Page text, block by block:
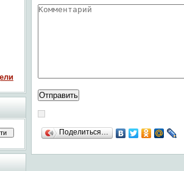
Поделиться…